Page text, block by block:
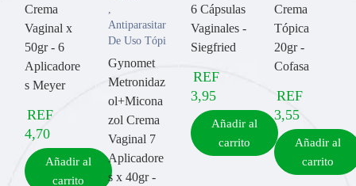
Crema
Vaginal x
50gr - 6
Aplicadore
s Meyer
REF
4,70
Añadir al
carrito
Antiparasitarios
De Uso Tópico
Gynomet
Metronidaz
ol+Micona
zol Crema
Vaginal 7
Aplicadore
s x 40gr -
6 Cápsulas
Vaginales -
Siegfried
REF
3,95
Añadir al
carrito
Crema
Tópica
20gr -
Cofasa
REF
3,55
Añadir al
carrito